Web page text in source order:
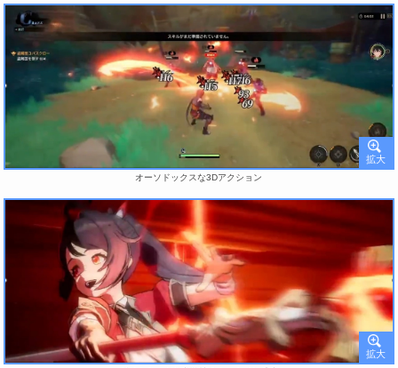
オーソドックスな3Dアクション